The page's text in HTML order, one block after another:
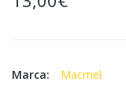
Marca:
Macmel